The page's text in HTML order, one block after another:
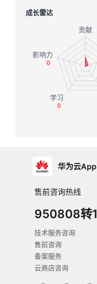
成长雷达
0
0
华为云App
售前咨询热线
950808转1
技术服务咨询
售前咨询
备案服务
云商店咨询